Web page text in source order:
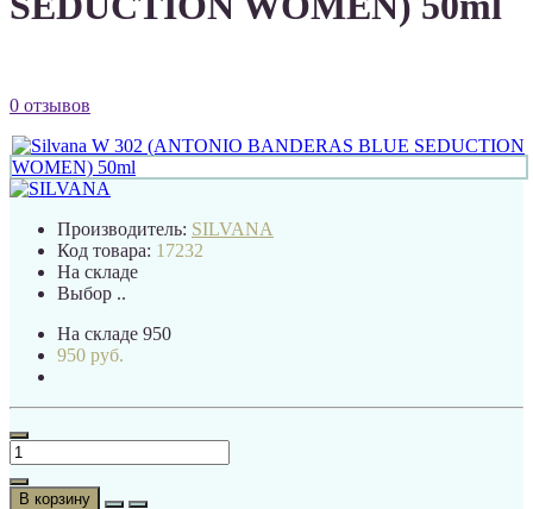
0 отзывов
Производитель: SILVANA
Код товара: 17232
На складе
Выбор ..
На складе 950
950 руб.
В корзину